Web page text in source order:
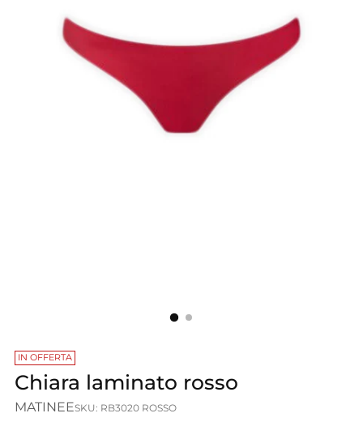
IN OFFERTA
Chiara laminato rosso
MATINEESKU: RB3020 ROSSO